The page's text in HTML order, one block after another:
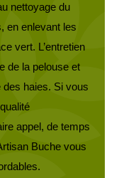
nettoyage du
en enlevant les
vert. L’entretien
de la pelouse et
des haies. Si vous
appel, de temps
Buche vous